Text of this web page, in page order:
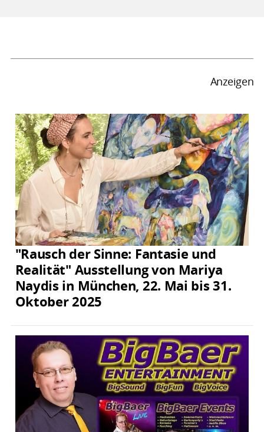
Anzeigen
"Rausch der Sinne: Fantasie und
Realität" Ausstellung von Mariya
Naydis in München, 22. Mai bis 31.
Oktober 2025